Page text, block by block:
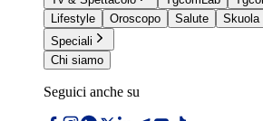
Lifestyle
Oroscopo Salute Skuola
Speciali
Chi siamo
Seguici anche su